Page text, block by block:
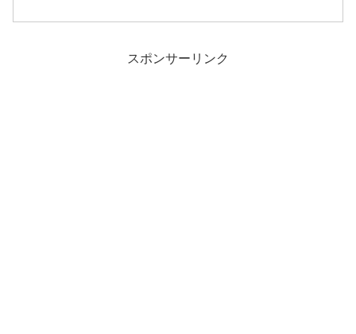
スポンサーリンク